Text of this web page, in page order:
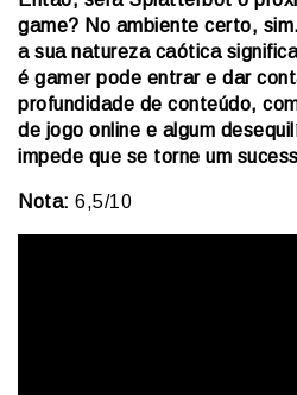
game? No ambiente certo,
a sua natureza caótica
é gamer pode entrar e dar
profundidade de conteúdo,
de jogo online e algum
impede que se torne um
Nota: 6,5/10